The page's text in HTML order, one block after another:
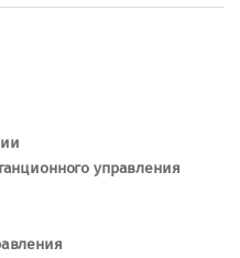
управления